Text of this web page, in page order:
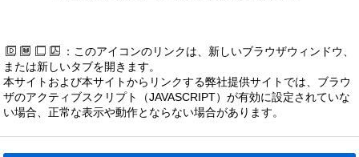
：このアイコンのリンクは、新しいブラウザウィンドウ、
または新しいタブを開きます。
本サイトおよび本サイトからリンクする弊社提供サイトでは、ブラウ
ザのアクティブスクリプト（JAVASCRIPT）が有効に設定されていな
い場合、正常な表示や動作とならない場合があります。